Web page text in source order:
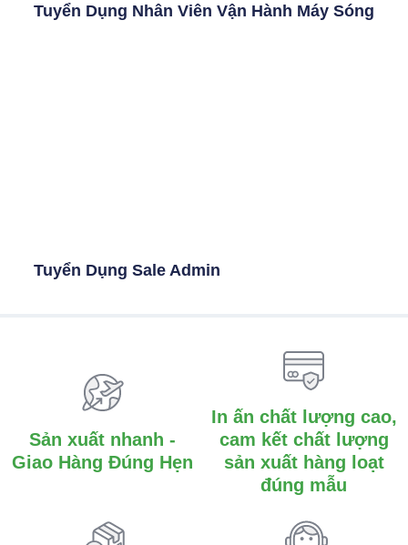
Tuyển Dụng Nhân Viên Vận Hành Máy Sóng
Tuyển Dụng Sale Admin
Sản xuất nhanh -
Giao Hàng Đúng Hẹn
In ấn chất lượng cao,
cam kết chất lượng
sản xuất hàng loạt
đúng mẫu